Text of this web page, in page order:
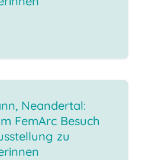
Neandertal:
FemArc Besuch
zu